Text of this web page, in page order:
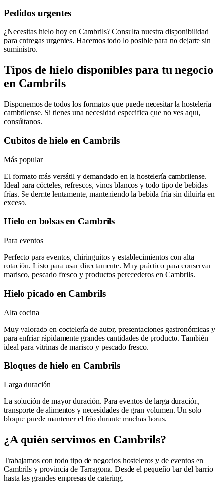
Pedidos urgentes
¿Necesitas hielo hoy en Cambrils? Consulta nuestra disponibilidad
para entregas urgentes. Hacemos todo lo posible para no dejarte sin
suministro.
Tipos de hielo disponibles para tu negocio
en Cambrils
Disponemos de todos los formatos que puede necesitar la hostelería
cambrilense. Si tienes una necesidad específica que no ves aquí,
consúltanos.
Cubitos de hielo en Cambrils
Más popular
El formato más versátil y demandado en la hostelería cambrilense.
Ideal para cócteles, refrescos, vinos blancos y todo tipo de bebidas
frías. Se derrite lentamente, manteniendo la bebida fría sin diluirla en
exceso.
Hielo en bolsas en Cambrils
Para eventos
Perfecto para eventos, chiringuitos y establecimientos con alta
rotación. Listo para usar directamente. Muy práctico para conservar
marisco, pescado fresco y productos perecederos en Cambrils.
Hielo picado en Cambrils
Alta cocina
Muy valorado en coctelería de autor, presentaciones gastronómicas y
para enfriar rápidamente grandes cantidades de producto. También
ideal para vitrinas de marisco y pescado fresco.
Bloques de hielo en Cambrils
Larga duración
La solución de mayor duración. Para eventos de larga duración,
transporte de alimentos y necesidades de gran volumen. Un solo
bloque puede mantener el frío durante muchas horas.
¿A quién servimos en Cambrils?
Trabajamos con todo tipo de negocios hosteleros y de eventos en
Cambrils y provincia de Tarragona. Desde el pequeño bar del barrio
hasta las grandes empresas de catering.